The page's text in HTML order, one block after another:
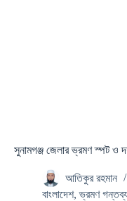
সুনামগঞ্জ জেলার ভ্রমণ স্পট ও
আতিকুর রহমান
বাংলাদেশ,ভ্রমণ